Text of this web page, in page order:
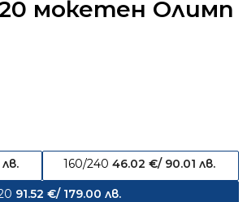
мокетен Олимп
160/240 46.02 €/ 90.01 лв.
91.52 €/ 179.00 лв.